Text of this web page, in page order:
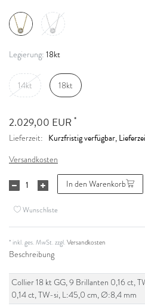
Legierung: 18kt
14kt 18kt
2.029,00 EUR *
Lieferzeit: Kurzfristig verfügbar,
Versandkosten
In den Warenkorb
Wunschliste
* inkl. ges. MwSt. zzgl.Versandkosten
Beschreibung
Collier 18 kt GG, 9 Brillanten 0,16 ct,
0,14 ct, TW-si, L:45,0 cm, Ø:8,4 mm